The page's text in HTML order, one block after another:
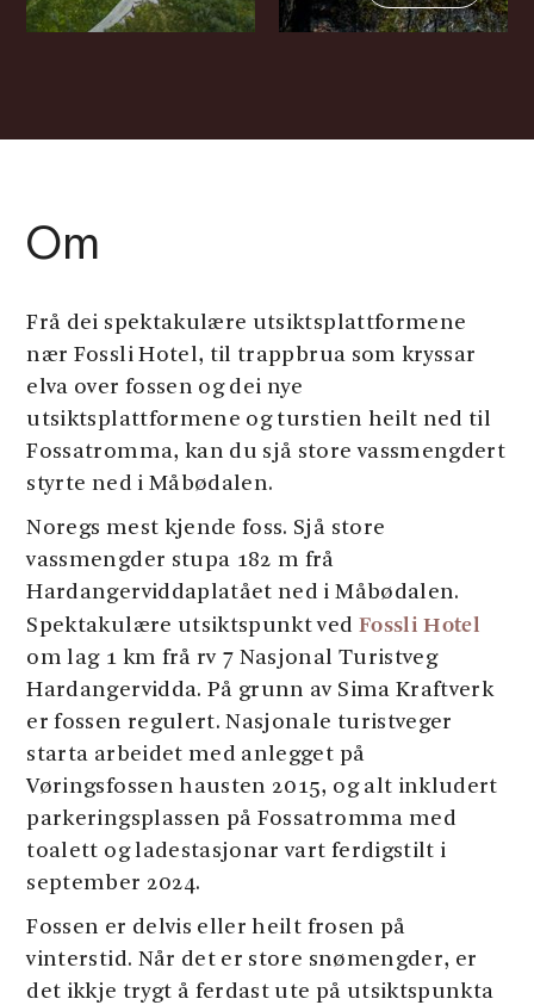
Om
Frå dei spektakulære utsiktsplattformene
nær Fossli Hotel, til trappbrua som kryssar
elva over fossen og dei nye
utsiktsplattformene og turstien heilt ned til
Fossatromma, kan du sjå store vassmengdert
styrte ned i Måbødalen.
Noregs mest kjende foss. Sjå store
vassmengder stupa 182 m frå
Hardangerviddaplatået ned i Måbødalen.
Spektakulære utsiktspunkt ved Fossli Hotel
om lag 1 km frå rv 7 Nasjonal Turistveg
Hardangervidda. På grunn av Sima Kraftverk
er fossen regulert. Nasjonale turistveger
starta arbeidet med anlegget på
Vøringsfossen hausten 2015, og alt inkludert
parkeringsplassen på Fossatromma med
toalett og ladestasjonar vart ferdigstilt i
september 2024.
Fossen er delvis eller heilt frosen på
vinterstid. Når det er store snømengder, er
det ikkje trygt å ferdast ute på utsiktspunkta